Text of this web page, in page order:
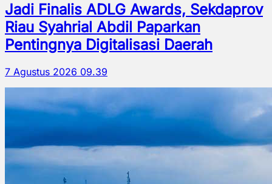
Jadi Finalis ADLG Awards, Sekdaprov
Riau Syahrial Abdil Paparkan
Pentingnya Digitalisasi Daerah
7 Agustus 2026 09.39